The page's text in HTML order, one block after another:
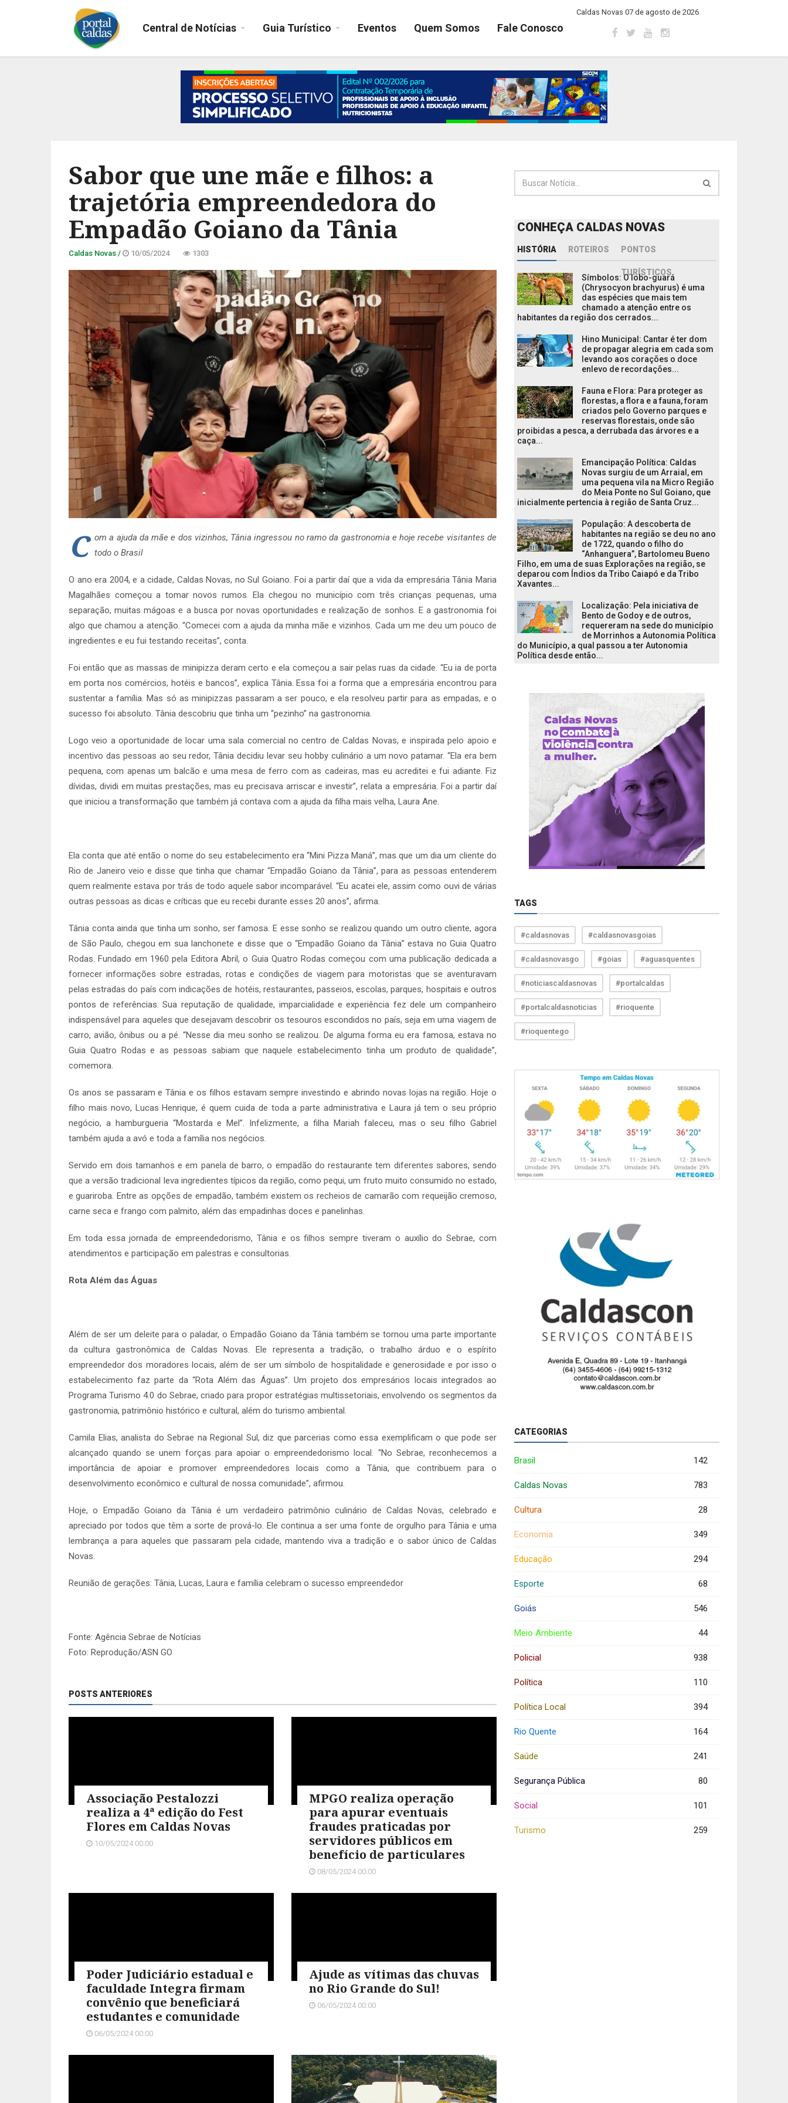
Central de Notícias Guia Turístico Eventos Quem Somos Fale Conosco
Caldas Novas 07 de agosto de 2026
Sabor que une mãe e filhos: a
trajetória empreendedora do
Empadão Goiano da Tânia
Caldas Novas / 10/05/2024 1303
C om a ajuda da mãe e dos vizinhos, Tânia ingressou no ramo da gastronomia e hoje recebe visitantes de
todo o Brasil
O ano era 2004, e a cidade, Caldas Novas, no Sul Goiano. Foi a partir daí que a vida da empresária Tânia Maria
Magalhães começou a tomar novos rumos. Ela chegou no município com três crianças pequenas, uma
separação, muitas mágoas e a busca por novas oportunidades e realização de sonhos. E a gastronomia foi
algo que chamou a atenção. “Comecei com a ajuda da minha mãe e vizinhos. Cada um me deu um pouco de
ingredientes e eu fui testando receitas”, conta.
Foi então que as massas de minipizza deram certo e ela começou a sair pelas ruas da cidade. “Eu ia de porta
em porta nos comércios, hotéis e bancos”, explica Tânia. Essa foi a forma que a empresária encontrou para
sustentar a família. Mas só as minipizzas passaram a ser pouco, e ela resolveu partir para as empadas, e o
sucesso foi absoluto. Tânia descobriu que tinha um “pezinho” na gastronomia.
Logo veio a oportunidade de locar uma sala comercial no centro de Caldas Novas, e inspirada pelo apoio e
incentivo das pessoas ao seu redor, Tânia decidiu levar seu hobby culinário a um novo patamar. “Ela era bem
pequena, com apenas um balcão e uma mesa de ferro com as cadeiras, mas eu acreditei e fui adiante. Fiz
dívidas, dividi em muitas prestações, mas eu precisava arriscar e investir”, relata a empresária. Foi a partir daí
que iniciou a transformação que também já contava com a ajuda da filha mais velha, Laura Ane.
Ela conta que até então o nome do seu estabelecimento era “Mini Pizza Maná”, mas que um dia um cliente do
Rio de Janeiro veio e disse que tinha que chamar “Empadão Goiano da Tânia”, para as pessoas entenderem
quem realmente estava por trás de todo aquele sabor incomparável. “Eu acatei ele, assim como ouvi de várias
outras pessoas as dicas e críticas que eu recebi durante esses 20 anos”, afirma.
Tânia conta ainda que tinha um sonho, ser famosa. E esse sonho se realizou quando um outro cliente, agora
de São Paulo, chegou em sua lanchonete e disse que o “Empadão Goiano da Tânia” estava no Guia Quatro
Rodas. Fundado em 1960 pela Editora Abril, o Guia Quatro Rodas começou com uma publicação dedicada a
fornecer informações sobre estradas, rotas e condições de viagem para motoristas que se aventuravam
pelas estradas do país com indicações de hotéis, restaurantes, passeios, escolas, parques, hospitais e outros
pontos de referências. Sua reputação de qualidade, imparcialidade e experiência fez dele um companheiro
indispensável para aqueles que desejavam descobrir os tesouros escondidos no país, seja em uma viagem de
carro, avião, ônibus ou a pé. “Nesse dia meu sonho se realizou. De alguma forma eu era famosa, estava no
Guia Quatro Rodas e as pessoas sabiam que naquele estabelecimento tinha um produto de qualidade”,
comemora.
Os anos se passaram e Tânia e os filhos estavam sempre investindo e abrindo novas lojas na região. Hoje o
filho mais novo, Lucas Henrique, é quem cuida de toda a parte administrativa e Laura já tem o seu próprio
negócio, a hamburgueria “Mostarda e Mel”. Infelizmente, a filha Mariah faleceu, mas o seu filho Gabriel
também ajuda a avó e toda a família nos negócios.
Servido em dois tamanhos e em panela de barro, o empadão do restaurante tem diferentes sabores, sendo
que a versão tradicional leva ingredientes típicos da região, como pequi, um fruto muito consumido no estado,
e guariroba. Entre as opções de empadão, também existem os recheios de camarão com requeijão cremoso,
carne seca e frango com palmito, além das empadinhas doces e panelinhas.
Em toda essa jornada de empreendedorismo, Tânia e os filhos sempre tiveram o auxílio do Sebrae, com
atendimentos e participação em palestras e consultorias.
Rota Além das Águas
Além de ser um deleite para o paladar, o Empadão Goiano da Tânia também se tornou uma parte importante
da cultura gastronômica de Caldas Novas. Ele representa a tradição, o trabalho árduo e o espírito
empreendedor dos moradores locais, além de ser um símbolo de hospitalidade e generosidade e por isso o
estabelecimento faz parte da “Rota Além das Águas”. Um projeto dos empresários locais integrados ao
Programa Turismo 4.0 do Sebrae, criado para propor estratégias multissetoriais, envolvendo os segmentos da
gastronomia, patrimônio histórico e cultural, além do turismo ambiental.
Camila Elias, analista do Sebrae na Regional Sul, diz que parcerias como essa exemplificam o que pode ser
alcançado quando se unem forças para apoiar o empreendedorismo local. “No Sebrae, reconhecemos a
importância de apoiar e promover empreendedores locais como a Tânia, que contribuem para o
desenvolvimento econômico e cultural de nossa comunidade”, afirmou.
Hoje, o Empadão Goiano da Tânia é um verdadeiro patrimônio culinário de Caldas Novas, celebrado e
apreciado por todos que têm a sorte de prová-lo. Ele continua a ser uma fonte de orgulho para Tânia e uma
lembrança a para aqueles que passaram pela cidade, mantendo viva a tradição e o sabor único de Caldas
Novas.
Reunião de gerações: Tânia, Lucas, Laura e família celebram o sucesso empreendedor
Fonte: Agência Sebrae de Notícias
Foto: Reprodução/ASN GO
POSTS ANTERIORES
Associação Pestalozzi
realiza a 4ª edição do Fest
Flores em Caldas Novas
10/05/2024 00:00
MPGO realiza operação
para apurar eventuais
fraudes praticadas por
servidores públicos em
benefício de particulares
08/05/2024 00:00
Poder Judiciário estadual e
faculdade Integra firmam
convênio que beneficiará
estudantes e comunidade
06/05/2024 00:00
Ajude as vítimas das chuvas
no Rio Grande do Sul!
06/05/2024 00:00
CONHEÇA CALDAS NOVAS
HISTÓRIA ROTEIROS PONTOS
TURÍSTICOS
Símbolos: O lobo-guará
(Chrysocyon brachyurus) é uma
das espécies que mais tem
chamado a atenção entre os
habitantes da região dos cerrados...
Hino Municipal: Cantar é ter dom
de propagar alegria em cada som
levando aos corações o doce
enlevo de recordações...
Fauna e Flora: Para proteger as
florestas, a flora e a fauna, foram
criados pelo Governo parques e
reservas florestais, onde são
proibidas a pesca, a derrubada das árvores e a
caça...
Emancipação Política: Caldas
Novas surgiu de um Arraial, em
uma pequena vila na Micro Região
do Meia Ponte no Sul Goiano, que
inicialmente pertencia à região de Santa Cruz...
População: A descoberta de
habitantes na região se deu no ano
de 1722, quando o filho do
“Anhanguera”, Bartolomeu Bueno
Filho, em uma de suas Explorações na região, se
deparou com Índios da Tribo Caiapó e da Tribo
Xavantes...
Localização: Pela iniciativa de
Bento de Godoy e de outros,
requereram na sede do município
de Morrinhos a Autonomia Política
do Município, a qual passou a ter Autonomia
Política desde então...
TAGS
#caldasnovas #caldasnovasgoias
#caldasnovasgo #goias #aguasquentes
#noticiascaldasnovas #portalcaldas
#portalcaldasnoticias #rioquente
#rioquentego
CATEGORIAS
Brasil 142
Caldas Novas 783
Cultura 28
Economia 349
Educação 294
Esporte 68
Goiás 546
Meio Ambiente 44
Policial 938
Política 110
Política Local 394
Rio Quente 164
Saúde 241
Segurança Pública 80
Social 101
Turismo 259